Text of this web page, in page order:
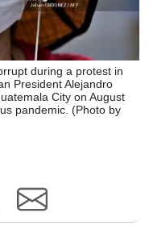
during a protest in
President Alejandro
City on August
pandemic. (Photo by